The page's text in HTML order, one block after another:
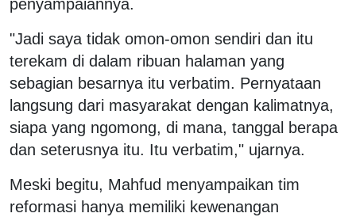
penyampaiannya.
"Jadi saya tidak omon-omon sendiri dan itu
terekam di dalam ribuan halaman yang
sebagian besarnya itu verbatim. Pernyataan
langsung dari masyarakat dengan kalimatnya,
siapa yang ngomong, di mana, tanggal berapa
dan seterusnya itu. Itu verbatim," ujarnya.
Meski begitu, Mahfud menyampaikan tim
reformasi hanya memiliki kewenangan